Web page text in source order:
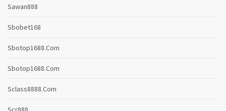
Sawan888
Sbobet168
Sbotop1688.com
Sbotop1688.com
Sclass8888.com